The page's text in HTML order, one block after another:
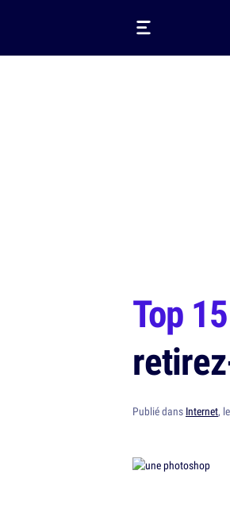
Top 15
Publié dans Internet,